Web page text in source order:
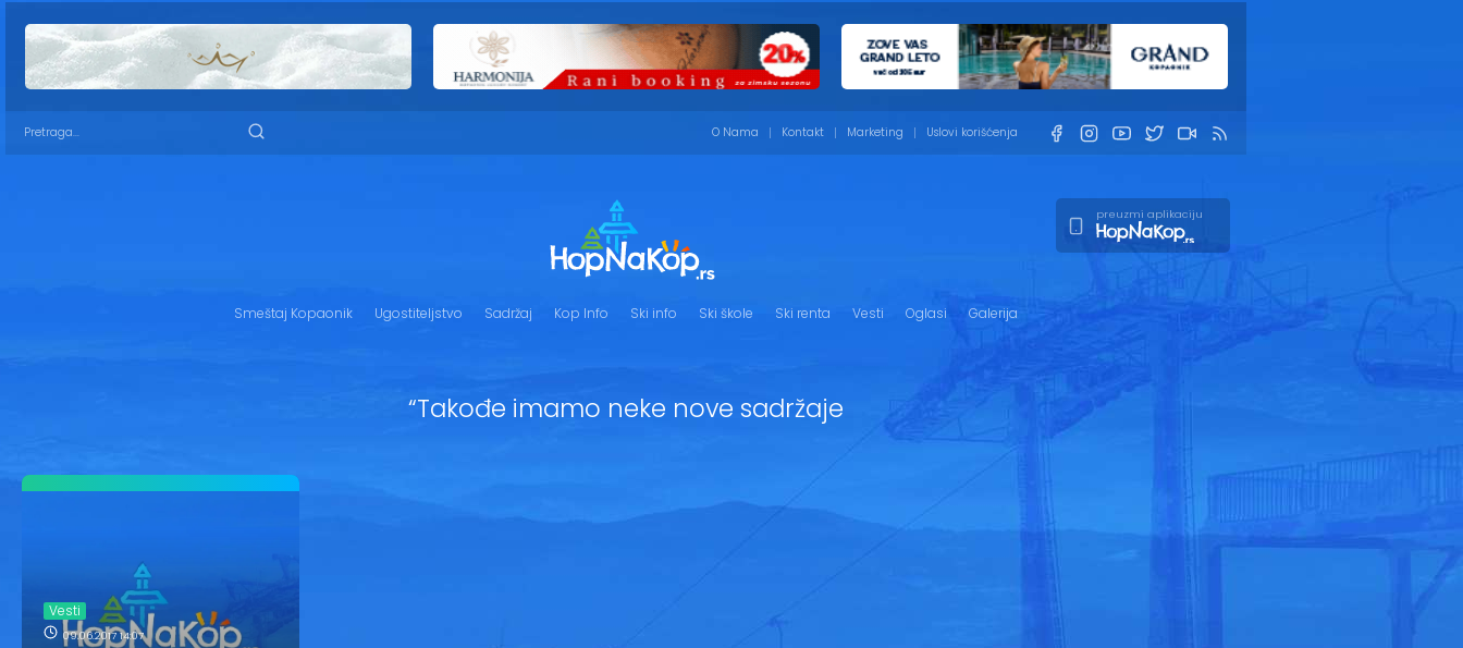
O Nama Kontakt Marketing Uslovi korišćenja
preuzmi aplikaciju
Smeštaj Kopaonik Ugostiteljstvo Sadržaj Kop Info Ski info Ski škole Ski renta Vesti Oglasi Galerija
“Takođe imamo neke nove sadržaje
Vesti
09.06.2017 14:07